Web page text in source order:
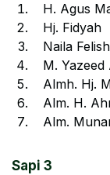
H. Agus
Hj. Fidyah
Naila
M.
Almh. Hj.
Alm. H.
Alm.
Sapi 3